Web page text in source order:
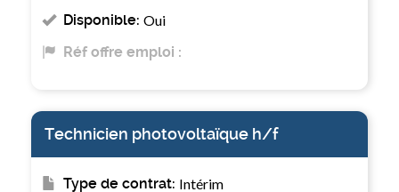
Disponible: Oui
Réf offre emploi :
Technicien photovoltaïque h/f
Type de contrat: Intérim